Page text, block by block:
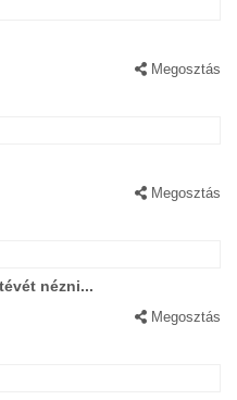
Megosztás
Megosztás
nézni...
Megosztás